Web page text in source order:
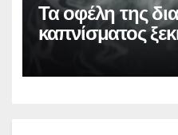
Τα οφέλη της
καπνίσματος
20 λεπτά